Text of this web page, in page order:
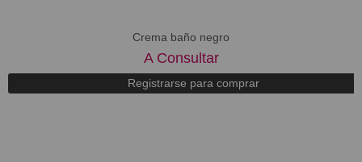
Crema baño negro
A Consultar
Registrarse para comprar